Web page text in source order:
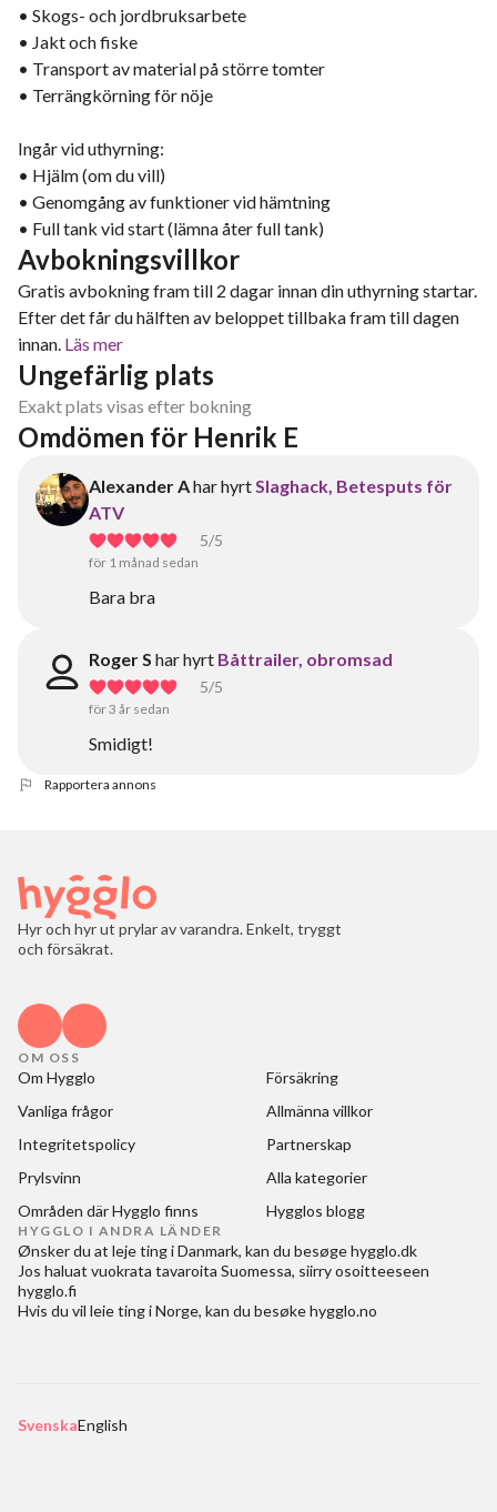
• Skogs- och jordbruksarbete
• Jakt och fiske
• Transport av material på större tomter
• Terrängkörning för nöje
Ingår vid uthyrning:
• Hjälm (om du vill)
• Genomgång av funktioner vid hämtning
• Full tank vid start (lämna åter full tank)
Avbokningsvillkor
Gratis avbokning fram till 2 dagar innan din uthyrning startar.
Efter det får du hälften av beloppet tillbaka fram till dagen
innan. Läs mer
Ungefärlig plats
Exakt plats visas efter bokning
Omdömen för Henrik E
Alexander Ahar hyrtSlaghack, Betesputs för
ATV
5/5
för 1 månad sedan
Bara bra
Roger S har hyrt Båttrailer, obromsad
5/5
för 3 år sedan
Smidigt!
Rapportera annons
Hyr och hyr ut prylar av varandra. Enkelt, tryggt
och försäkrat.
OM OSS
Om Hygglo
Försäkring
Vanliga frågor
Allmänna villkor
Integritetspolicy
Partnerskap
Prylsvinn
Alla kategorier
Områden där Hygglo finns
Hygglos blogg
HYGGLO I ANDRA LÄNDER
Ønsker du at leje ting i Danmark, kan du besøgehygglo.dk
Jos haluat vuokrata tavaroita Suomessa, siirry osoitteeseen
hygglo.fi
Hvis du vil leie ting i Norge, kan du besøkehygglo.no
SvenskaEnglish